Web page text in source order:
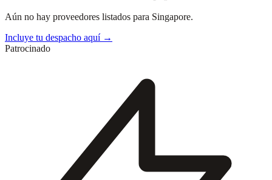
Aún no hay proveedores listados para Singapore.
Incluye tu despacho aquí →
Patrocinado